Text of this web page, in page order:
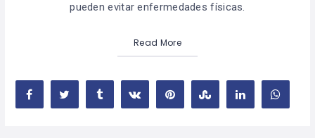
pueden evitar enfermedades físicas.
Read More